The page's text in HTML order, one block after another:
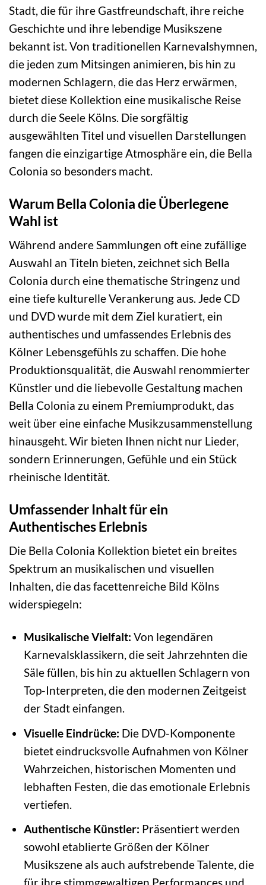
Stadt, die für ihre Gastfreundschaft, ihre reiche
Geschichte und ihre lebendige Musikszene
bekannt ist. Von traditionellen Karnevalshymnen,
die jeden zum Mitsingen animieren, bis hin zu
modernen Schlagern, die das Herz erwärmen,
bietet diese Kollektion eine musikalische Reise
durch die Seele Kölns. Die sorgfältig
ausgewählten Titel und visuellen Darstellungen
fangen die einzigartige Atmosphäre ein, die Bella
Colonia so besonders macht.
Warum Bella Colonia die Überlegene
Wahl ist
Während andere Sammlungen oft eine zufällige
Auswahl an Titeln bieten, zeichnet sich Bella
Colonia durch eine thematische Stringenz und
eine tiefe kulturelle Verankerung aus. Jede CD
und DVD wurde mit dem Ziel kuratiert, ein
authentisches und umfassendes Erlebnis des
Kölner Lebensgefühls zu schaffen. Die hohe
Produktionsqualität, die Auswahl renommierter
Künstler und die liebevolle Gestaltung machen
Bella Colonia zu einem Premiumprodukt, das
weit über eine einfache Musikzusammenstellung
hinausgeht. Wir bieten Ihnen nicht nur Lieder,
sondern Erinnerungen, Gefühle und ein Stück
rheinische Identität.
Umfassender Inhalt für ein
Authentisches Erlebnis
Die Bella Colonia Kollektion bietet ein breites
Spektrum an musikalischen und visuellen
Inhalten, die das facettenreiche Bild Kölns
widerspiegeln:
Musikalische Vielfalt: Von legendären
Karnevalsklassikern, die seit Jahrzehnten die
Säle füllen, bis hin zu aktuellen Schlagern von
Top-Interpreten, die den modernen Zeitgeist
der Stadt einfangen.
Visuelle Eindrücke: Die DVD-Komponente
bietet eindrucksvolle Aufnahmen von Kölner
Wahrzeichen, historischen Momenten und
lebhaften Festen, die das emotionale Erlebnis
vertiefen.
Authentische Künstler: Präsentiert werden
sowohl etablierte Größen der Kölner
Musikszene als auch aufstrebende Talente, die